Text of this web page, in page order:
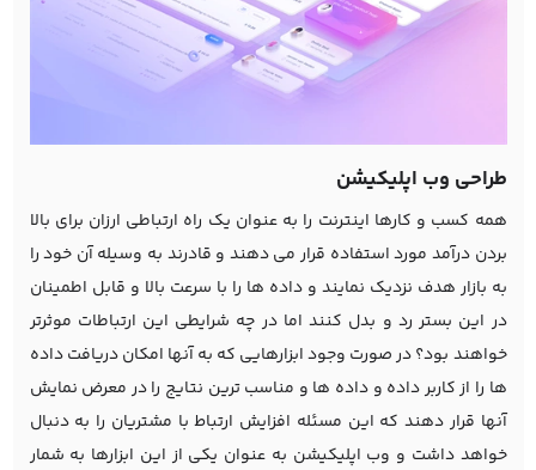
طراحی وب اپلیکیشن
همه کسب و کارها اینترنت را به عنوان یک راه ارتباطی ارزان برای بالا
بردن درآمد مورد استفاده قرار می دهند و قادرند به وسیله آن خود را
به بازار هدف نزدیک نمایند و داده ها را با سرعت بالا و قابل اطمینان
در این بستر رد و بدل کنند اما در چه شرایطی این ارتباطات موثرتر
خواهند بود؟ در صورت وجود ابزارهایی که به آنها امکان دریافت داده
ها را از کاربر داده و داده ها و مناسب ترین نتایج را در معرض نمایش
آنها قرار دهند که این مسئله افزایش ارتباط با مشتریان را به دنبال
خواهد داشت و وب اپلیکیشن به عنوان یکی از این ابزارها به شمار